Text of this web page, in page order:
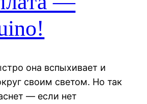
она вспыхивает и
своим светом. Но так
— если нет